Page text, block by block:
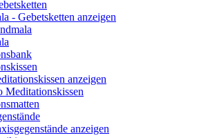
- Gebetsketten anzeigen
anzeigen
Meditationskissen
anzeigen